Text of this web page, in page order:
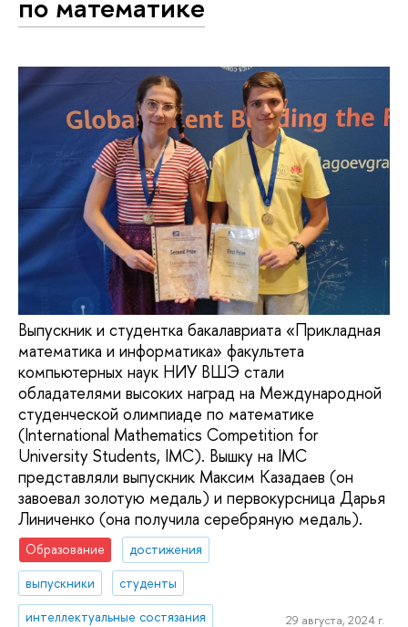
Выпускник и студентка бакалавриата «Прикладная
математика и информатика» факультета
компьютерных наук НИУ ВШЭ стали
обладателями высоких наград на Международной
студенческой олимпиаде по математике
(International Mathematics Competition for
University Students, IMC). Вышку на IMC
представляли выпускник Максим Казадаев (он
завоевал золотую медаль) и первокурсница Дарья
Линиченко (она получила серебряную медаль).
Образование
достижения
выпускники
студенты
интеллектуальные состязания
29 августа, 2024 г.